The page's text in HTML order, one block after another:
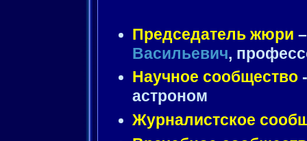
Председатель жюри
Васильевич,
Научное сообщество
астроном
Журналистское